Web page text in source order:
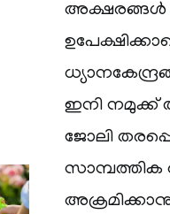
അക്ഷരങ്ങള്‍
ഇനി നമുക്ക്
ജോലി